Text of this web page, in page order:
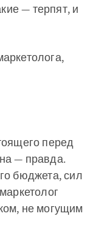
— терпят, и
перед
— правда.
бюджета, сил
не могущим